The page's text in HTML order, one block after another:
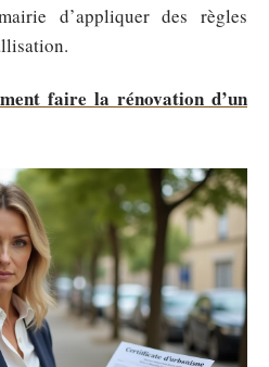
d’appliquer des règles
faire la rénovation d’un